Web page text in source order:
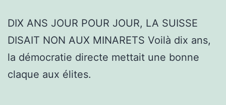
DIX ANS JOUR POUR JOUR, LA SUISSE
DISAIT NON AUX MINARETS Voilà dix ans,
la démocratie directe mettait une bonne
claque aux élites.